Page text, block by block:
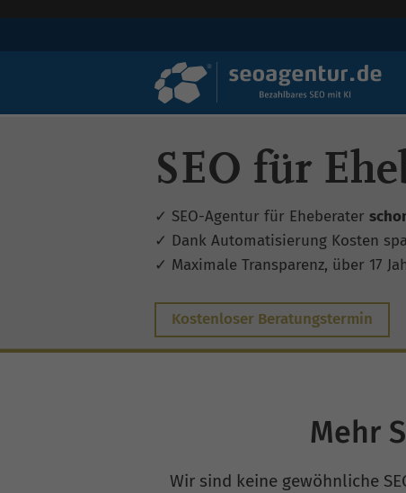
SEO für
✓ SEO-Agentur für Eheberater
✓ Dank Automatisierung Kosten
✓ Maximale Transparenz, über 17
Kostenloser Beratungstermin
Mehr
Wir sind keine gewöhnliche